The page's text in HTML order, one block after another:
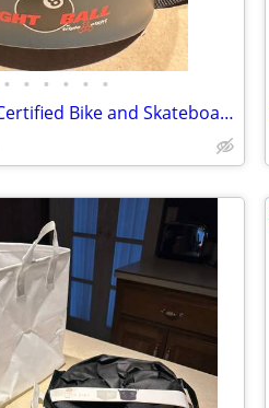
• • • • • •
Triple Eight Dual Certified Bike and Skateboard Helmet/Youth